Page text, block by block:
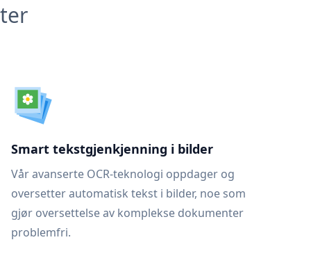
Smart tekstgjenkjenning i bilder
Vår avanserte OCR-teknologi oppdager og
oversetter automatisk tekst i bilder, noe som
gjør oversettelse av komplekse dokumenter
problemfri.